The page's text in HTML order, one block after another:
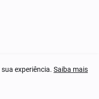
os direitos reservados.
experiência. Saiba mais